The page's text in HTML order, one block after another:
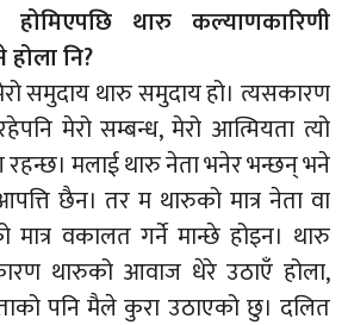
होमिएपछि थारु कल्याणकारिणी
होला नि?
समुदाय थारु समुदाय हो। त्यसकारण
मेरो सम्बन्ध, मेरो आत्मियता त्यो
मलाई थारु नेता भनेर भन्छन् भने
छैन। तर म थारुको मात्र नेता वा
मात्र वकालत गर्ने मान्छे होइन। थारु
थारुको आवाज धेरे उठाएँ होला,
पनि मैले कुरा उठाएको छु। दलित